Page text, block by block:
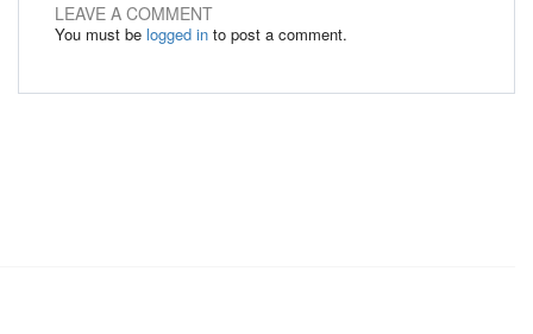
LEAVE A COMMENT
You must be logged in to post a comment.